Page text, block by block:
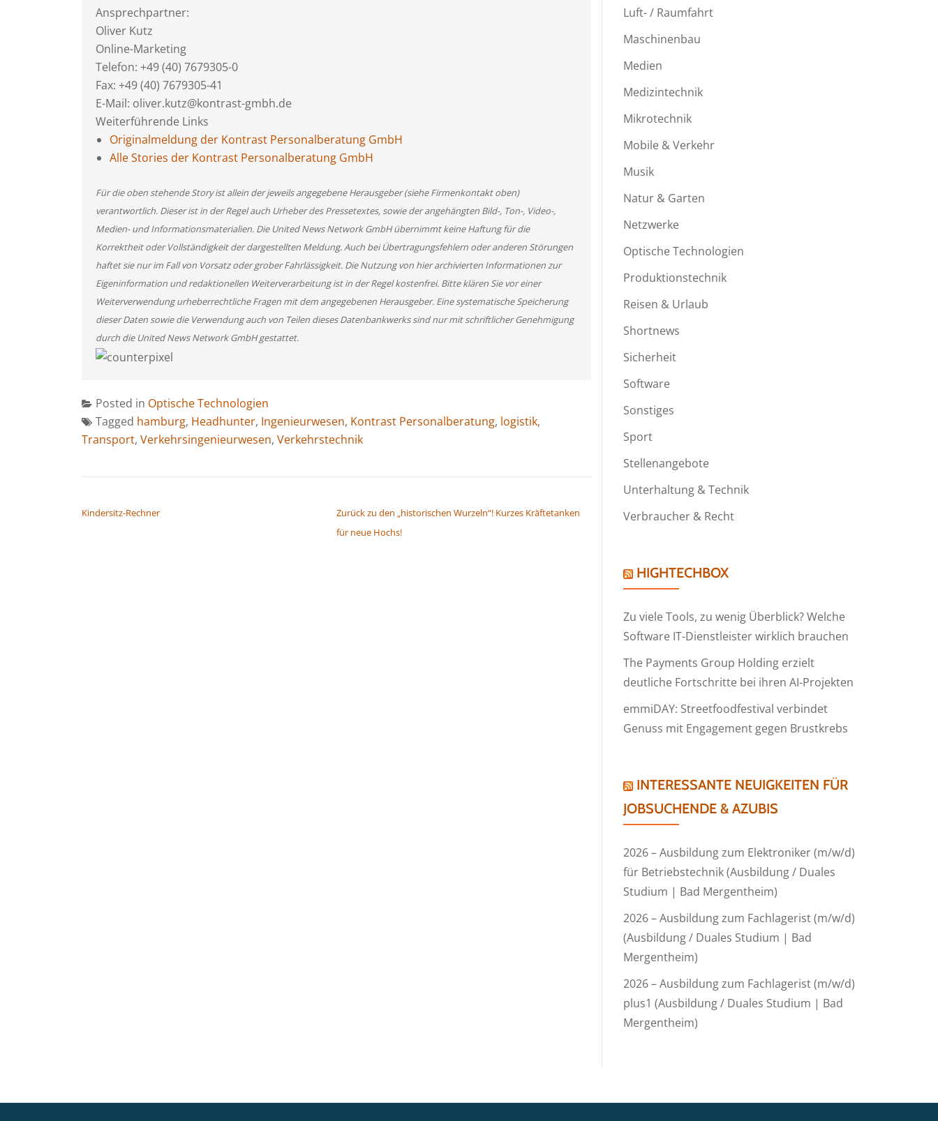
Ansprechpartner:
Oliver Kutz
Online-Marketing
Telefon: +49 (40) 7679305-0
Fax: +49 (40) 7679305-41
E-Mail: oliver.kutz@kontrast-gmbh.de
Weiterführende Links
Originalmeldung der Kontrast Personalberatung GmbH
Alle Stories der Kontrast Personalberatung GmbH
Für die oben stehende Story ist allein der jeweils angegebene Herausgeber (siehe Firmenkontakt oben)
verantwortlich. Dieser ist in der Regel auch Urheber des Pressetextes, sowie der angehängten Bild-, Ton-, Video-,
Medien- und Informationsmaterialien. Die United News Network GmbH übernimmt keine Haftung für die
Korrektheit oder Vollständigkeit der dargestellten Meldung. Auch bei Übertragungsfehlern oder anderen Störungen
haftet sie nur im Fall von Vorsatz oder grober Fahrlässigkeit. Die Nutzung von hier archivierten Informationen zur
Eigeninformation und redaktionellen Weiterverarbeitung ist in der Regel kostenfrei. Bitte klären Sie vor einer
Weiterverwendung urheberrechtliche Fragen mit dem angegebenen Herausgeber. Eine systematische Speicherung
dieser Daten sowie die Verwendung auch von Teilen dieses Datenbankwerks sind nur mit schriftlicher Genehmigung
durch die United News Network GmbH gestattet.
Posted in Optische Technologien
Tagged hamburg, Headhunter, Ingenieurwesen, Kontrast Personalberatung, logistik,
Transport, Verkehrsingenieurwesen, Verkehrstechnik
Kindersitz-Rechner
Zurück zu den „historischen Wurzeln“! Kurzes Kräftetanken
für neue Hochs!
Luft- / Raumfahrt
Maschinenbau
Medien
Medizintechnik
Mikrotechnik
Mobile & Verkehr
Musik
Natur & Garten
Netzwerke
Optische Technologien
Produktionstechnik
Reisen & Urlaub
Shortnews
Sicherheit
Software
Sonstiges
Sport
Stellenangebote
Unterhaltung & Technik
Verbraucher & Recht
HIGHTECHBOX
Zu viele Tools, zu wenig Überblick? Welche
Software IT-Dienstleister wirklich brauchen
The Payments Group Holding erzielt
deutliche Fortschritte bei ihren AI-Projekten
emmiDAY: Streetfoodfestival verbindet
Genuss mit Engagement gegen Brustkrebs
INTERESSANTE NEUIGKEITEN FÜR
JOBSUCHENDE & AZUBIS
2026 – Ausbildung zum Elektroniker (m/w/d)
für Betriebstechnik (Ausbildung / Duales
Studium | Bad Mergentheim)
2026 – Ausbildung zum Fachlagerist (m/w/d)
(Ausbildung / Duales Studium | Bad
Mergentheim)
2026 – Ausbildung zum Fachlagerist (m/w/d)
plus1 (Ausbildung / Duales Studium | Bad
Mergentheim)